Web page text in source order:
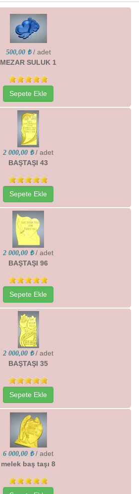
500,00 ₺ / adet
MEZAR SULUK 1
Sepete Ekle
2 000,00 ₺ / adet
BAŞTAŞI 43
Sepete Ekle
2 000,00 ₺ / adet
BAŞTAŞI 96
Sepete Ekle
2 000,00 ₺ / adet
BAŞTAŞI 35
Sepete Ekle
6 000,00 ₺ / adet
melek baş taşı 8